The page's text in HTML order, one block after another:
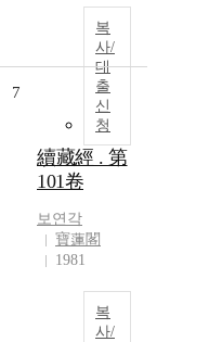
복
사/
대
출
신
청
7
續藏經 . 第
101卷
보연각
寶蓮閣
1981
복
사/